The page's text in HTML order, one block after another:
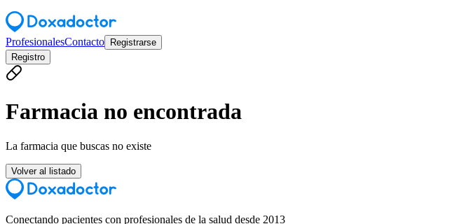
ProfesionalesContacto
Registrarse
Registro
Farmacia no encontrada
La farmacia que buscas no existe
Volver al listado
Conectando pacientes con profesionales de la salud desde 2013